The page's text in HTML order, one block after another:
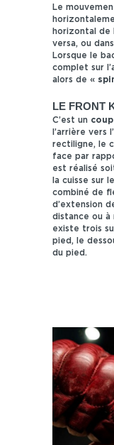
Le
horizontal de
versa, ou
Lorsque le
complet sur
alors de «
LE FRONT
C’est un
l’arrière vers
rectiligne, le
face par
est réalisé
la cuisse sur
combiné de
d’extension
distance ou à
existe trois
pied, le
du pied.